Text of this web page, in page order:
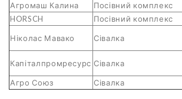
Агромаш Калина
Посівний комплекс
HORSCH
Посівний комплекс
Ніколас Мавако Сівалка
Капіталпромресурс Сівалка
Агро Союз
Сівалка